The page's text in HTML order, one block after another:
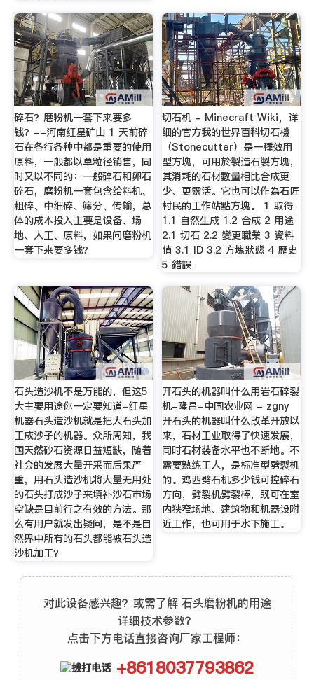
碎石？磨粉机一套下来要多
钱？--河南红星矿山 1 天前碎
石在各行各种中都是重要的使用
原料，一般都以单粒径销售，同
时又以不同的：一般碎石和卵石
碎石，磨粉机一套包含给料机、
粗碎、中细碎、筛分、传输，总
体的成本投入主要是设备、场
地、人工、原料，如果问磨粉机
一套下来要多钱？
切石机 - Minecraft Wiki，详
细的官方我的世界百科切石機
（Stonecutter）是一種效用
型方塊，可用於製造石製方塊，
其消耗的石材數量相比合成更
少、更靈活。它也可以作為石匠
村民的工作站點方塊。 1 取得
1.1 自然生成 1.2 合成 2 用途
2.1 切石 2.2 變更職業 3 資料
值 3.1 ID 3.2 方塊狀態 4 歷史
5 錯誤
石头造沙机不是万能的，但这5
大主要用途你一定要知道-红星
机器石头造沙机就是把大石头加
工成沙子的机器。众所周知，我
国天然砂石资源日益短缺，随着
社会的发展大量开采而后果严
重，用石头造沙机将大量无用处
的石头打成沙子来填补沙石市场
空缺是目前行之有效的方法。那
么有用户就发出疑问，是不是自
然界中所有的石头都能被石头造
沙机加工？
开石头的机器叫什么用岩石碎裂
机-隆昌-中国农业网 - zgny
开石头的机器叫什么改革开放以
来，石材工业取得了快速发展，
同时石材装备水平也不断地。不
需要熟练工人，是标准型劈裂机
的。鸡西劈石机多少钱可控碎石
方向，劈裂机劈裂棒，既可在室
内狭窄场地、建筑物和机器设附
近工作，也可用于水下施工。
对此设备感兴趣？或需了解 石头磨粉机的用途
详细技术参数？
点击下方电话直接咨询厂家工程师：
+8618037793862